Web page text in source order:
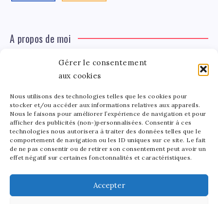
Gérer le consentement
aux cookies
Nous utilisons des technologies telles que les cookies pour
stocker et/ou accéder aux informations relatives aux appareils.
Nous le faisons pour améliorer l’expérience de navigation et pour
afficher des publicités (non-)personnalisées. Consentir à ces
technologies nous autorisera à traiter des données telles que le
comportement de navigation ou les ID uniques sur ce site. Le fait
de ne pas consentir ou de retirer son consentement peut avoir un
effet négatif sur certaines fonctonnalités et caractéristiques.
Accepter
A propos de moi
Tinger
Léa Tinger
Fondatrice
Fondatrice de FortunedeStar.com, je fusionne ma
passion pour les cultures et l'économie des célébrités.
Entre la gestion de mon site et la poterie, je trouve le
bonheur dans l'équilibre de mes activités. Mère d'un
bout de chou de 5 ans, je partage avec lui l'amour de
l'art sous toutes ses formes.